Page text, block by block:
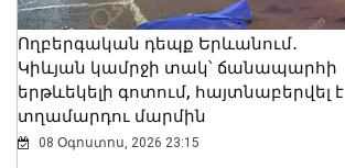
Ողբերգական դեպք Երևանում․
Կիևյան կամրջի տակ՝ ճանապարհի
երթևեկելի գոտում, հայտնաբերվել է
տղամարդու մարմին
08 Օգոստոս, 2026 23:15